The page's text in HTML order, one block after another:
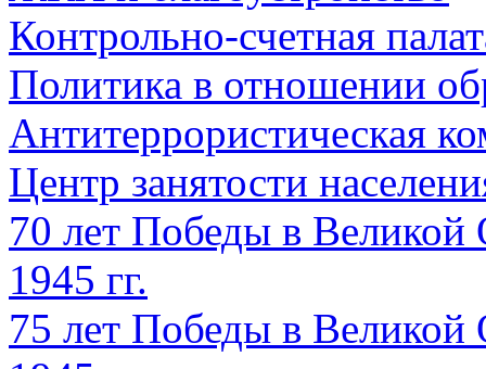
Контрольно-счетная
Политика в отношении
Антитеррористическая
Центр занятости
70 лет Победы в Великой
1945 гг.
75 лет Победы в Великой